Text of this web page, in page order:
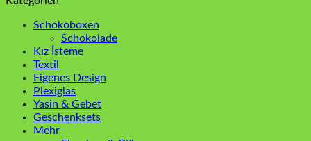
Schokoboxen
Schokolade
Kız İsteme
Textil
Eigenes Design
Plexiglas
Yasin & Gebet
Geschenksets
Mehr